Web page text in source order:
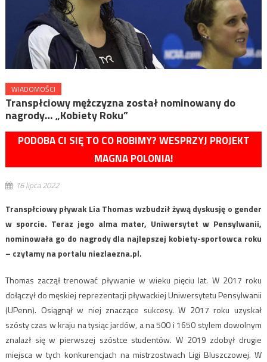
WIADOMOŚCI
Transpłciowy mężczyzna został nominowany do
nagrody… „Kobiety Roku”
PODOBA CI SIĘ TO CO ROBIMY? WESPRZYJ PROJEKT
MAGNA POLONIA!
16 lipca 2022
Transpłciowy pływak Lia Thomas wzbudził żywą dyskusję o gender
w sporcie. Teraz jego alma mater, Uniwersytet w Pensylwanii,
nominowała go do nagrody dla najlepszej kobiety-sportowca roku
– czytamy na portalu niezlaezna.pl.
Thomas zaczął trenować pływanie w wieku pięciu lat. W 2017 roku
dołączył do męskiej reprezentacji pływackiej Uniwersytetu Pensylwanii
(UPenn). Osiągnął w niej znaczące sukcesy. W 2017 roku uzyskał
szósty czas w kraju na tysiąc jardów, a na 500 i 1650 stylem dowolnym
znalazł się w pierwszej szóstce studentów. W 2019 zdobył drugie
miejsca w tych konkurencjach na mistrzostwach Ligi Bluszczowej. W